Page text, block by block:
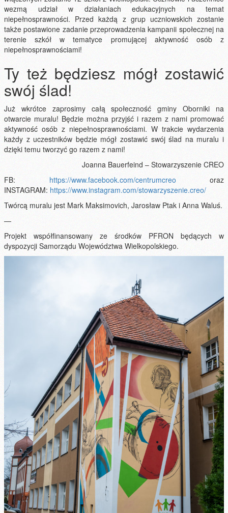
wezmą udział w działaniach edukacyjnych na temat
niepełnosprawności. Przed każdą z grup uczniowskich zostanie
także postawione zadanie przeprowadzenia kampanii społecznej na
terenie szkół w tematyce promującej aktywność osób z
niepełnosprawnościami!
Ty też będziesz mógł zostawić
swój ślad!
Już wkrótce zaprosimy całą społeczność gminy Oborniki na
otwarcie muralu! Będzie można przyjść i razem z nami promować
aktywność osób z niepełnosprawnościami. W trakcie wydarzenia
każdy z uczestników będzie mógł zostawić swój ślad na muralu i
dzięki temu tworzyć go razem z nami!
Joanna Bauerfeind – Stowarzyszenie CREO
FB: https://www.facebook.com/centrumcreo oraz
INSTAGRAM: https://www.instagram.com/stowarzyszenie.creo/
Twórcą muralu jest Mark Maksimovich, Jarosław Ptak i Anna Waluś.
—
Projekt współfinansowany ze środków PFRON będących w
dyspozycji Samorządu Województwa Wielkopolskiego.